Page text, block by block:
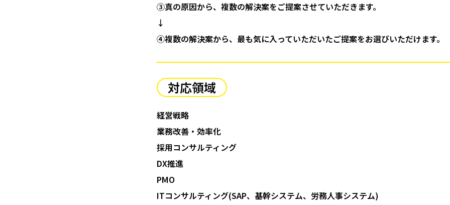
③真の原因から、複数の解決案をご提案させていただきます。
↓
④複数の解決案から、最も気に入っていただいたご提案をお選びいただけます。
対応領域
経営戦略
業務改善・効率化
採用コンサルティング
DX推進
PMO
ITコンサルティング(SAP、基幹システム、労務人事システム)